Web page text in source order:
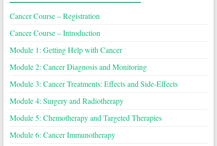
Cancer Course – Registration
Cancer Course – Introduction
Module 1: Getting Help with Cancer
Module 2: Cancer Diagnosis and Monitoring
Module 3: Cancer Treatments: Effects and Side-Effects
Module 4: Surgery and Radiotherapy
Module 5: Chemotherapy and Targeted Therapies
Module 6: Cancer Immunotherapy